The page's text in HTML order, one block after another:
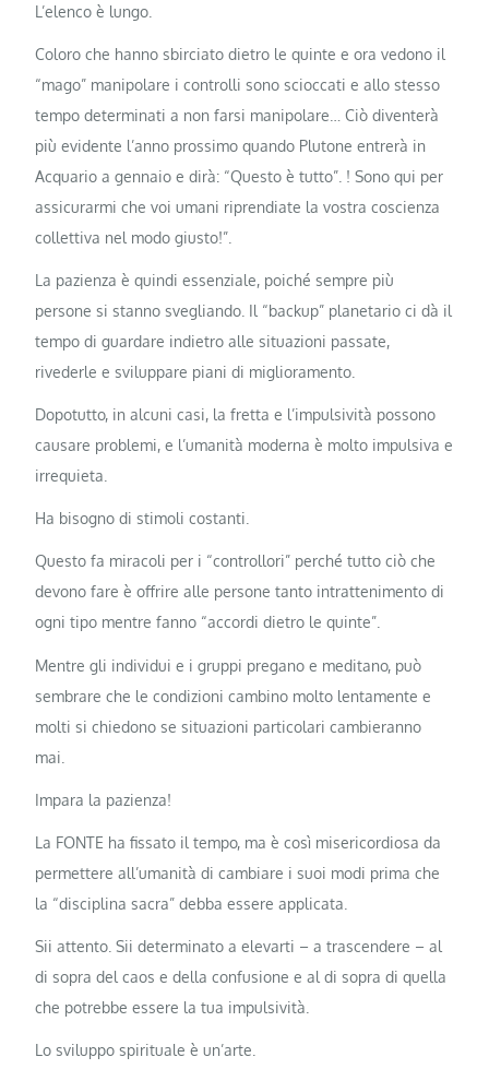
L’elenco è lungo.
Coloro che hanno sbirciato dietro le quinte e ora vedono il
“mago” manipolare i controlli sono scioccati e allo stesso
tempo determinati a non farsi manipolare… Ciò diventerà
più evidente l’anno prossimo quando Plutone entrerà in
Acquario a gennaio e dirà: “Questo è tutto”. ! Sono qui per
assicurarmi che voi umani riprendiate la vostra coscienza
collettiva nel modo giusto!”.
La pazienza è quindi essenziale, poiché sempre più
persone si stanno svegliando. Il “backup” planetario ci dà il
tempo di guardare indietro alle situazioni passate,
rivederle e sviluppare piani di miglioramento.
Dopotutto, in alcuni casi, la fretta e l’impulsività possono
causare problemi, e l’umanità moderna è molto impulsiva e
irrequieta.
Ha bisogno di stimoli costanti.
Questo fa miracoli per i “controllori” perché tutto ciò che
devono fare è offrire alle persone tanto intrattenimento di
ogni tipo mentre fanno “accordi dietro le quinte”.
Mentre gli individui e i gruppi pregano e meditano, può
sembrare che le condizioni cambino molto lentamente e
molti si chiedono se situazioni particolari cambieranno
mai.
Impara la pazienza!
La FONTE ha fissato il tempo, ma è così misericordiosa da
permettere all’umanità di cambiare i suoi modi prima che
la “disciplina sacra” debba essere applicata.
Sii attento. Sii determinato a elevarti – a trascendere – al
di sopra del caos e della confusione e al di sopra di quella
che potrebbe essere la tua impulsività.
Lo sviluppo spirituale è un’arte.